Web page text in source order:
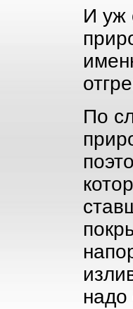
И уж
По
надо